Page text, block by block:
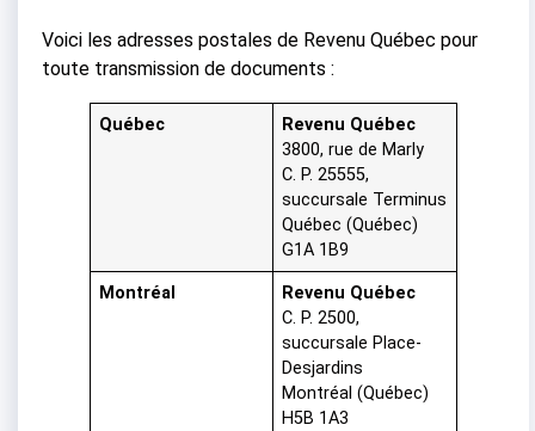
Voici les adresses postales de Revenu Québec pour
toute transmission de documents :
Québec
Revenu Québec
3800, rue de Marly
C. P. 25555,
succursale Terminus
Québec (Québec)
G1A 1B9
Montréal
Revenu Québec
C. P. 2500,
succursale Place-
Desjardins
Montréal (Québec)
H5B 1A3